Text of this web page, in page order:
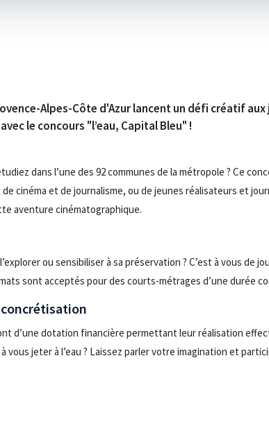
Alpes-Côte d'Azur lancent un défi créatif
le concours "l’eau, Capital Bleu" !
dans l’une des 92 communes de la métropole ? Ce
cinéma et de journalisme, ou de jeunes réalisateurs et
aventure cinématographique.
ou sensibiliser à sa préservation ? C’est à vous de
sont acceptés pour des courts-métrages d’une durée
d’une dotation financière permettant leur réalisation
jeter à l’eau ? Laissez parler votre imagination et